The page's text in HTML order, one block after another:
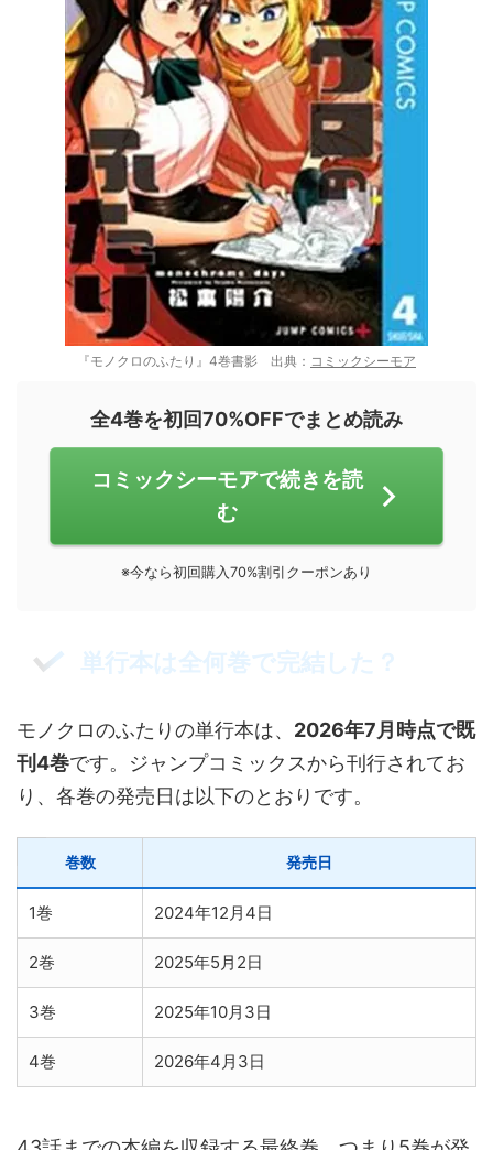
『モノクロのふたり』4巻書影 出典： コミックシーモア
全4巻を初回70%OFFでまとめ読み
コミックシーモアで続きを読
む
※今なら初回購入70%割引クーポンあり
単行本は全何巻で完結した？
モノクロのふたりの単行本は、 2026年7月時点で既
刊4巻です。ジャンプコミックスから刊行されてお
り、各巻の発売日は以下のとおりです。
巻数 発売日
1巻 2024年12月4日
2巻 2025年5月2日
3巻 2025年10月3日
4巻 2026年4月3日